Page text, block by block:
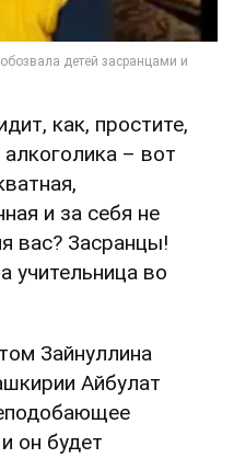
как, простите,
– вот
и за себя не
вас? Засранцы!
учительница во
Зайнуллина
Айбулат
он будет